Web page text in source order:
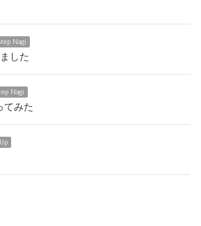
Nagi
した
Nagi
てみた